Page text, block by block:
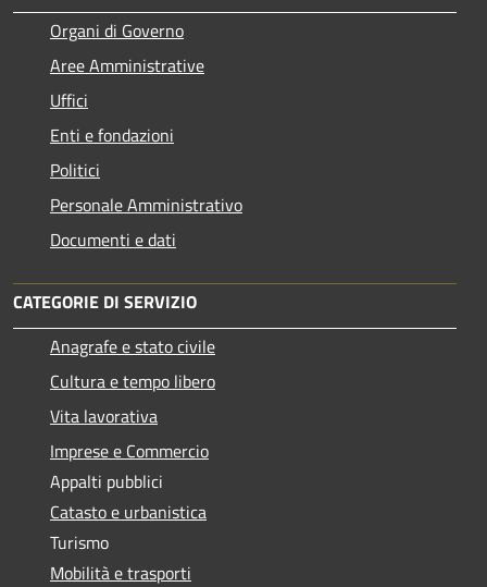
Organi di Governo
Aree Amministrative
Uffici
Enti e fondazioni
Politici
Personale Amministrativo
Documenti e dati
CATEGORIE DI SERVIZIO
Anagrafe e stato civile
Cultura e tempo libero
Vita lavorativa
Imprese e Commercio
Appalti pubblici
Catasto e urbanistica
Turismo
Mobilità e trasporti